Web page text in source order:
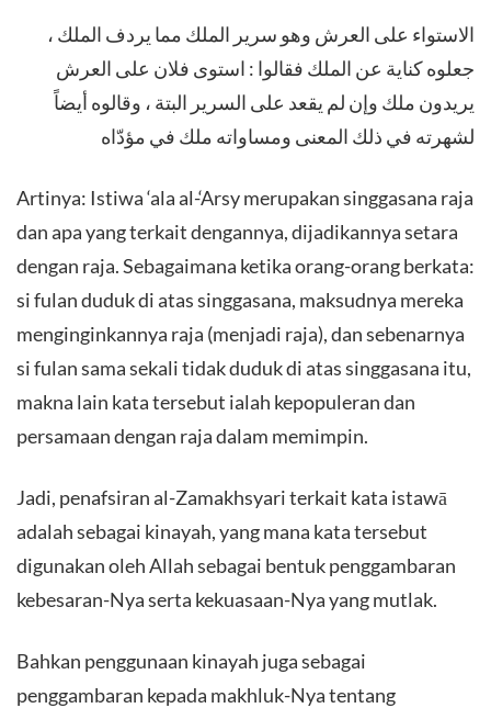
الاستواء على العرش وهو سرير الملك مما يردف الملك ،
جعلوه كناية عن الملك فقالوا : استوى فلان على العرش
يريدون ملك وإن لم يقعد على السرير البتة ، وقالوه أيضاً
لشهرته في ذلك المعنى ومساواته ملك في مؤدّاه
Artinya: Istiwa ‘ala al-‘Arsy merupakan singgasana raja
dan apa yang terkait dengannya, dijadikannya setara
dengan raja. Sebagaimana ketika orang-orang berkata:
si fulan duduk di atas singgasana, maksudnya mereka
menginginkannya raja (menjadi raja), dan sebenarnya
si fulan sama sekali tidak duduk di atas singgasana itu,
makna lain kata tersebut ialah kepopuleran dan
persamaan dengan raja dalam memimpin.
Jadi, penafsiran al-Zamakhsyari terkait kata istawā
adalah sebagai kinayah, yang mana kata tersebut
digunakan oleh Allah sebagai bentuk penggambaran
kebesaran-Nya serta kekuasaan-Nya yang mutlak.
Bahkan penggunaan kinayah juga sebagai
penggambaran kepada makhluk-Nya tentang